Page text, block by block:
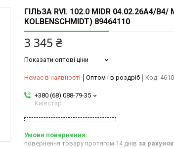
ГІЛЬЗА RVІ. 102.0 MIDR 04.02.26A4/
KOLBENSCHMIDT) 89464110
3 345 ₴
Показати оптові ціни
Немає в наявності Оптом і в роздріб Код:
+380 (68) 088-79-35
Київстар
повернення товару протягом 14 днів за